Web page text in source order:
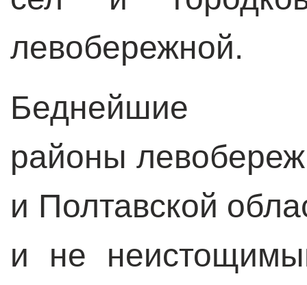
левобережной.
Беднейшие
районы
и Полтавской
и не